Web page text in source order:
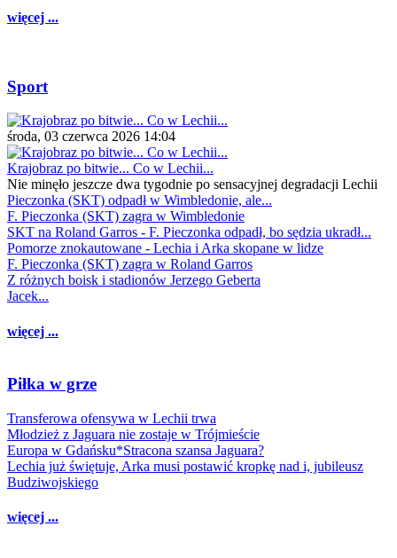
więcej ...
Sport
środa, 03 czerwca 2026 14:04
Krajobraz po bitwie... Co w Lechii...
Nie minęło jeszcze dwa tygodnie po sensacyjnej degradacji Lechii
Pieczonka (SKT) odpadł w Wimbledonie, ale...
F. Pieczonka (SKT) zagra w Wimbledonie
SKT na Roland Garros - F. Pieczonka odpadł, bo sędzia ukradł...
Pomorze znokautowane - Lechia i Arka skopane w lidze
F. Pieczonka (SKT) zagra w Roland Garros
Z różnych boisk i stadionów Jerzego Geberta
Jacek...
więcej ...
Piłka w grze
Transferowa ofensywa w Lechii trwa
Młodzież z Jaguara nie zostaje w Trójmieście
Europa w Gdańsku*Stracona szansa Jaguara?
Lechia już świętuje, Arka musi postawić kropkę nad i, jubileusz
Budziwojskiego
więcej ...